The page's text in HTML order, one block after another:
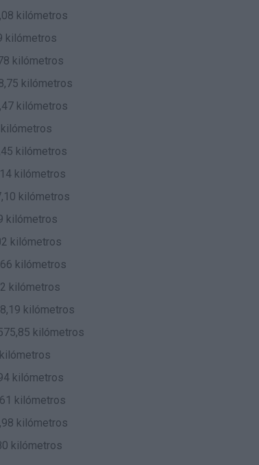
kilómetros
kilómetros
kilómetros
kilómetros
kilómetros
kilómetros
kilómetros
kilómetros
kilómetros
kilómetros
kilómetros
kilómetros
kilómetros
kilómetros
kilómetros
kilómetros
kilómetros
kilómetros